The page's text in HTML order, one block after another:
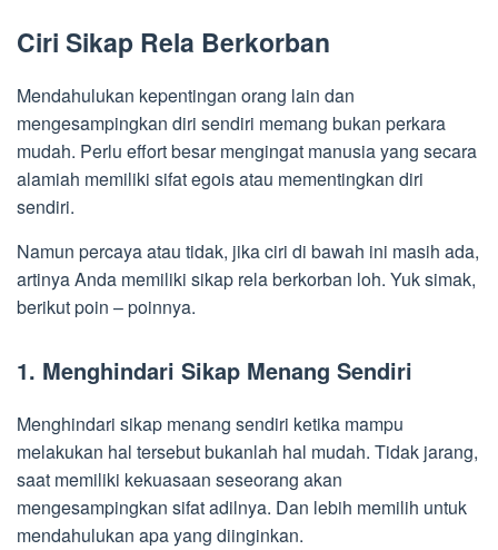
Ciri Sikap Rela Berkorban
Mendahulukan kepentingan orang lain dan
mengesampingkan diri sendiri memang bukan perkara
mudah. Perlu effort besar mengingat manusia yang secara
alamiah memiliki sifat egois atau mementingkan diri
sendiri.
Namun percaya atau tidak, jika ciri di bawah ini masih ada,
artinya Anda memiliki sikap rela berkorban loh. Yuk simak,
berikut poin – poinnya.
1. Menghindari Sikap Menang Sendiri
Menghindari sikap menang sendiri ketika mampu
melakukan hal tersebut bukanlah hal mudah. Tidak jarang,
saat memiliki kekuasaan seseorang akan
mengesampingkan sifat adilnya. Dan lebih memilih untuk
mendahulukan apa yang diinginkan.